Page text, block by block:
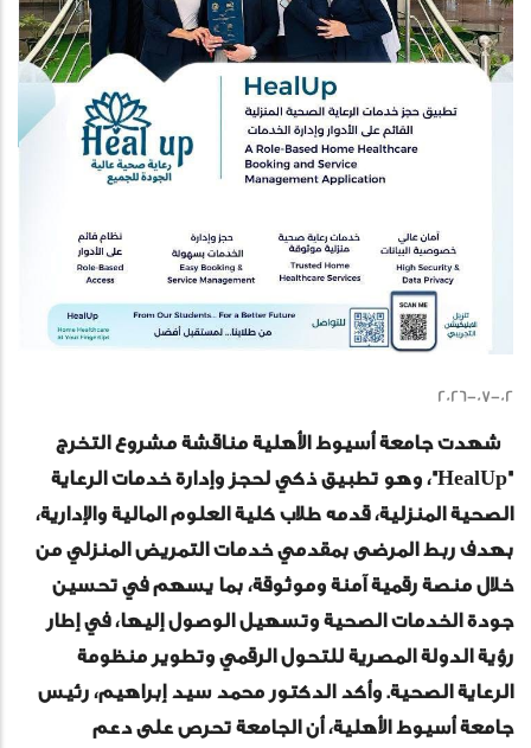
2026-07-02
شهدت جامعة أسيوط الأهلية مناقشة مشروع التخرج
"HealUp"، وهو تطبيق ذكي لحجز وإدارة خدمات الرعاية
الصحية المنزلية، قدمه طلاب كلية العلوم المالية والإدارية،
بهدف ربط المرضى بمقدمي خدمات التمريض المنزلي من
خلال منصة رقمية آمنة وموثوقة، بما يسهم في تحسين
جودة الخدمات الصحية وتسهيل الوصول إليها، في إطار
رؤية الدولة المصرية للتحول الرقمي وتطوير منظومة
الرعاية الصحية. وأكد الدكتور محمد سيد إبراهيم، رئيس
جامعة أسيوط الأهلية، أن الجامعة تحرص على دعم